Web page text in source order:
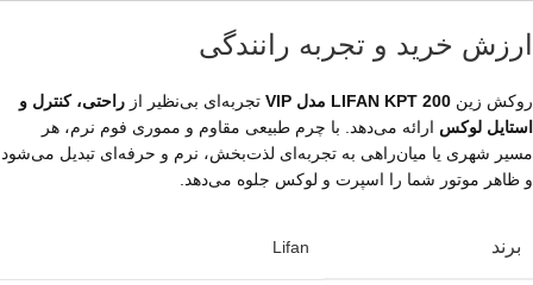
ارزش خرید و تجربه رانندگی
روکش زین LIFAN KPT 200 مدل VIP تجربه‌ای بی‌نظیر از راحتی، کنترل و
استایل لوکس ارائه می‌دهد. با چرم طبیعی مقاوم و مموری فوم نرم، هر
مسیر شهری یا میان‌راهی به تجربه‌ای لذت‌بخش، نرم و حرفه‌ای تبدیل می‌شود
و ظاهر موتور شما را اسپرت و لوکس جلوه می‌دهد.
برند Lifan